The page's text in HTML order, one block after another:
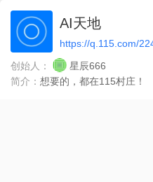
AI天地
https://q.115.com/
创始人：
星辰666
简介： 想要的，都在115村庄！